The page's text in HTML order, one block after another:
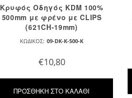
Κρυφός Οδηγός KDM 100%
500mm με φρένο με CLIPS
(621CH-19mm)
ΚΩΔΙΚΌΣ: 09-DK-K-500-K
€10,80
ΠΡΟΣΘΉΚΗ ΣΤΟ ΚΑΛΆΘΙ